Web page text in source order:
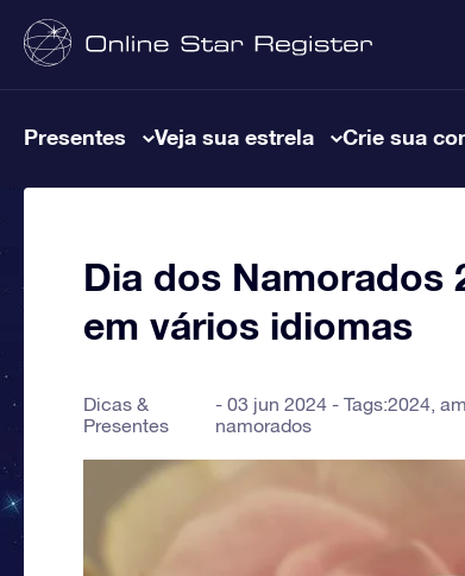
Presentes Veja sua estrela Crie sua
Dia dos Namorados
em vários idiomas
Dicas &
Presentes
03 jun 2024 - Tags:2024,
namorados